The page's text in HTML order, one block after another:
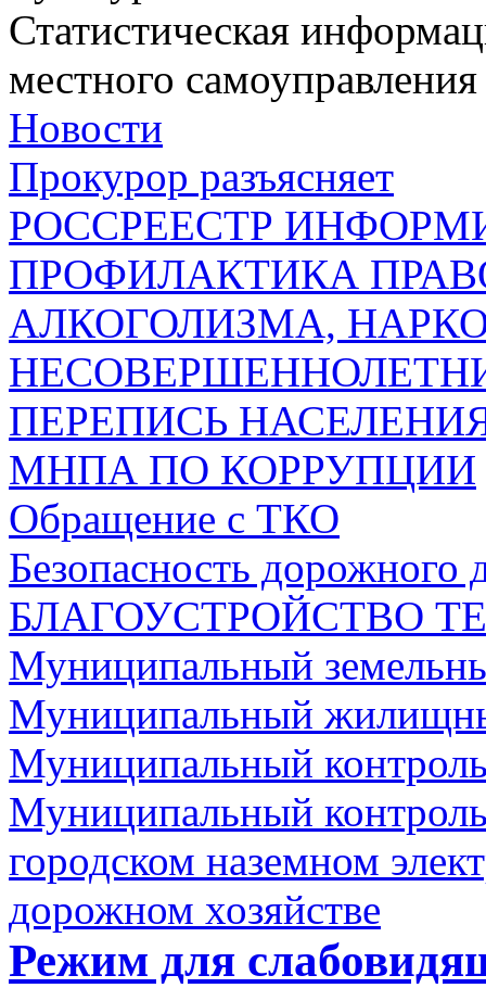
Статистическая
местного самоуправления
Новости
Прокурор разъясняет
РОССРЕЕСТР
ПРОФИЛАКТИКА
АЛКОГОЛИЗМА,
ПЕРЕПИСЬ НАСЕЛЕНИЯ
МНПА ПО КОРРУПЦИИ
Обращение с ТКО
Безопасность дорожного
БЛАГОУСТРОЙСТВО
Муниципальный
Муниципальный
Муниципальный контроль
Муниципальный
городском наземном
дорожном хозяйстве
Режим для